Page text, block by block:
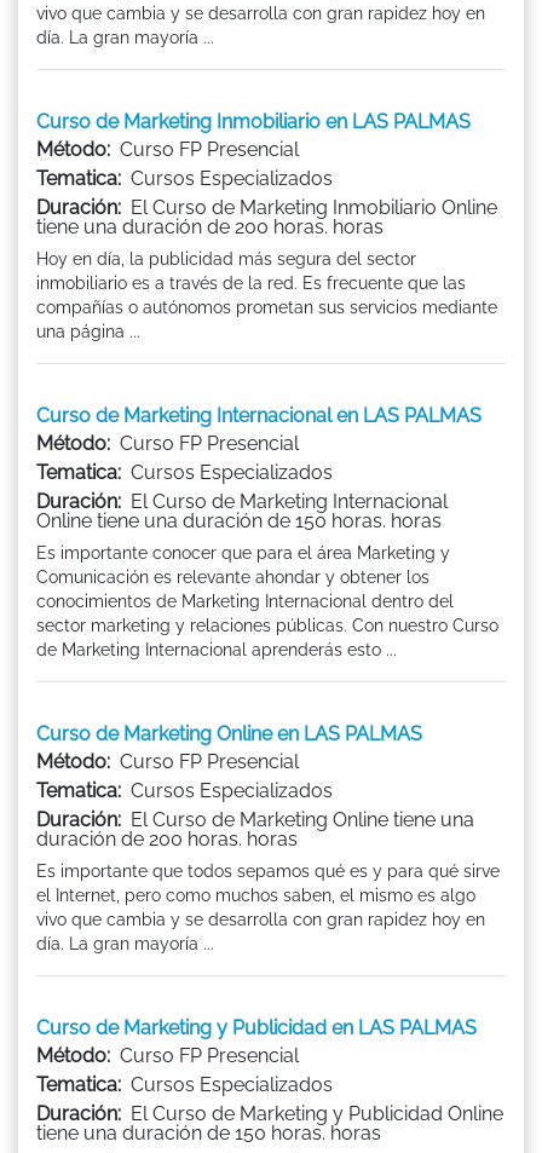
vivo que cambia y se desarrolla con gran rapidez hoy en
día. La gran mayoría ...
Curso de Marketing Inmobiliario en LAS PALMAS
Método: Curso FP Presencial
Tematica: Cursos Especializados
Duración: El Curso de Marketing Inmobiliario Online
tiene una duración de 200 horas. horas
Hoy en día, la publicidad más segura del sector
inmobiliario es a través de la red. Es frecuente que las
compañías o autónomos prometan sus servicios mediante
una página ...
Curso de Marketing Internacional en LAS PALMAS
Método: Curso FP Presencial
Tematica: Cursos Especializados
Duración: El Curso de Marketing Internacional
Online tiene una duración de 150 horas. horas
Es importante conocer que para el área Marketing y
Comunicación es relevante ahondar y obtener los
conocimientos de Marketing Internacional dentro del
sector marketing y relaciones públicas. Con nuestro Curso
de Marketing Internacional aprenderás esto ...
Curso de Marketing Online en LAS PALMAS
Método: Curso FP Presencial
Tematica: Cursos Especializados
Duración: El Curso de Marketing Online tiene una
duración de 200 horas. horas
Es importante que todos sepamos qué es y para qué sirve
el Internet, pero como muchos saben, el mismo es algo
vivo que cambia y se desarrolla con gran rapidez hoy en
día. La gran mayoría ...
Curso de Marketing y Publicidad en LAS PALMAS
Método: Curso FP Presencial
Tematica: Cursos Especializados
Duración: El Curso de Marketing y Publicidad Online
tiene una duración de 150 horas. horas